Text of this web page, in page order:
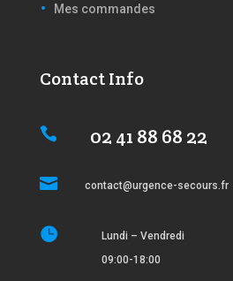
Mes commandes
Contact Info
 02 41 88 68 22
 contact@urgence-secours.fr

Lundi – Vendredi
09:00-18:00